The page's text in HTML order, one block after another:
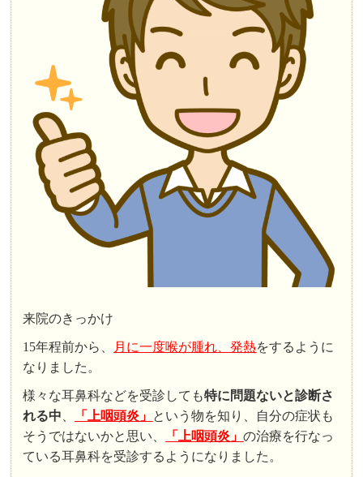
来院のきっかけ
15年程前から、 月に一度喉が腫れ、発熱をするように
なりました。
様々な耳鼻科などを受診しても特に問題ないと診断さ
れる中、 「上咽頭炎」 という物を知り、自分の症状も
そうではないかと思い、
「上咽頭炎」の治療を行なっ
ている耳鼻科を受診するようになりました。